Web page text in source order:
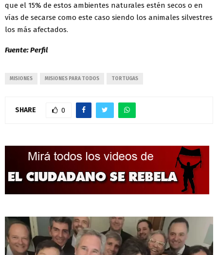
que el 15% de estos ambientes naturales estén secos o en
vías de secarse como este caso siendo los animales silvestres
los más afectados.
Fuente: Perfil
MISIONES MISIONES PARA TODOS TORTUGAS
SHARE 0